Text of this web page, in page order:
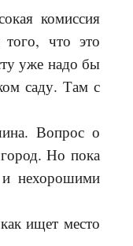
комиссия
что это
уже надо бы
саду. Там с
Вопрос о
Но пока
нехорошими
ищет место